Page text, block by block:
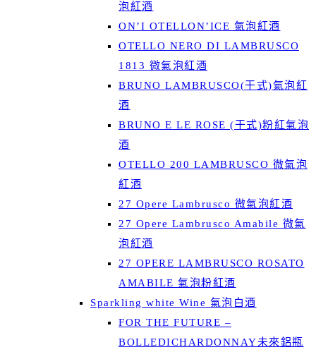
泡紅酒
ON’I OTELLON’ICE 氣泡紅酒
OTELLO NERO DI LAMBRUSCO
1813 微氣泡紅酒
BRUNO LAMBRUSCO(干式)氣泡紅
酒
BRUNO E LE ROSE (干式)粉紅氣泡
酒
OTELLO 200 LAMBRUSCO 微氣泡
紅酒
27 Opere Lambrusco 微氣泡紅酒
27 Opere Lambrusco Amabile 微氣
泡紅酒
27 OPERE LAMBRUSCO ROSATO
AMABILE 氣泡粉紅酒
Sparkling white Wine 氣泡白酒
FOR THE FUTURE –
BOLLEDICHARDONNAY未來鋁瓶